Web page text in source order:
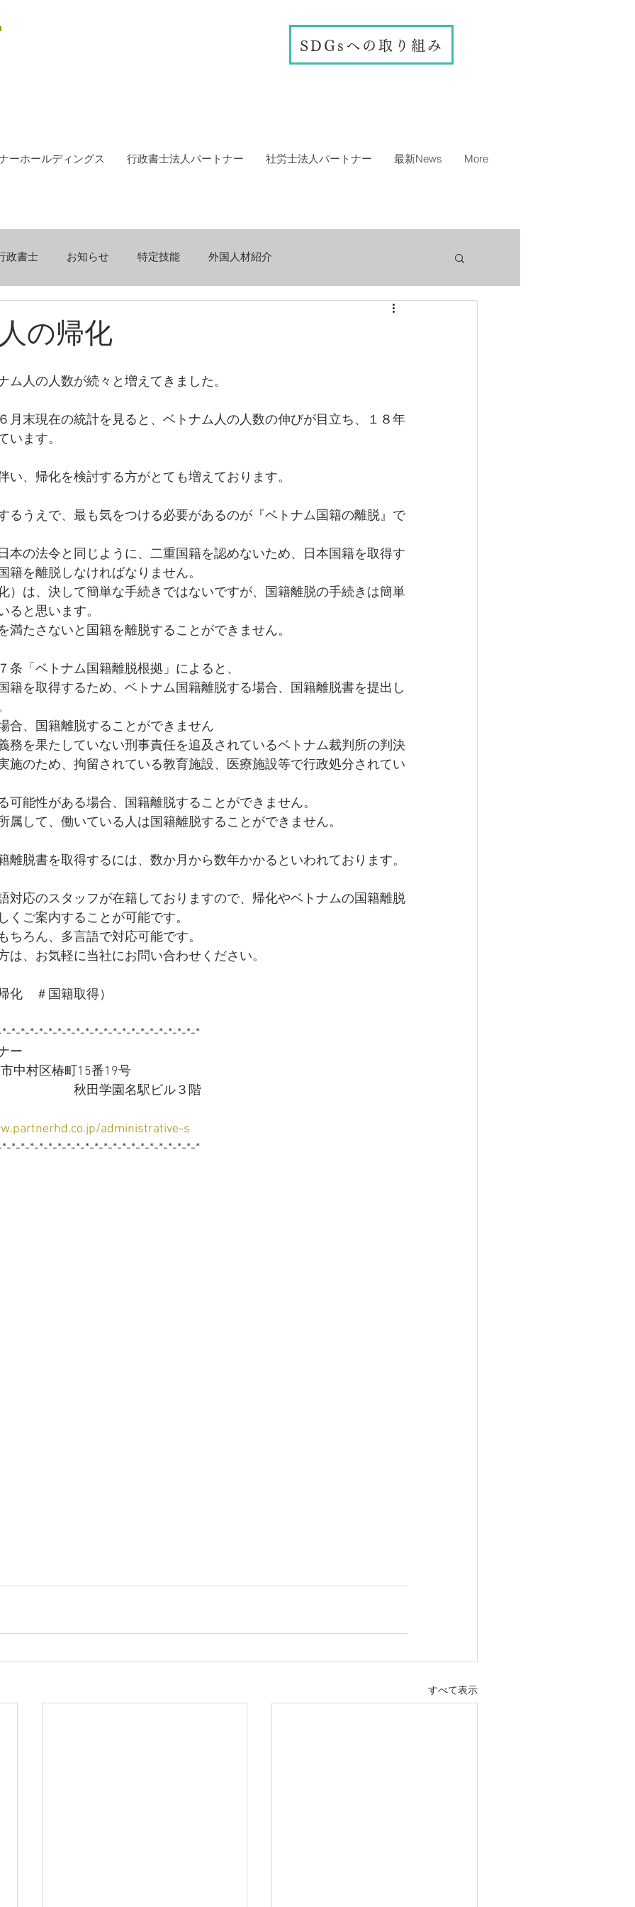
SDGsへの取り組み
ーホールディングス 行政書士法人パートナー 社労士法人パートナー 最新News More
政書士 お知らせ 特定技能 外国人材紹介
の帰化
ム人の人数が続々と増えてきました。
月末現在の統計を見ると、ベトナム人の人数の伸びが目立ち、１８年
います。
い、帰化を検討する方がとても増えております。
るうえで、最も気をつける必要があるのが『ベトナム国籍の離脱』で
本の法令と同じように、二重国籍を認めないため、日本国籍を取得す
籍を離脱しなければなりません。
）は、決して簡単な手続きではないですが、国籍離脱の手続きは簡単
ると思います。
満たさないと国籍を離脱することができません。
条「ベトナム国籍離脱根拠」によると、
を取得するため、ベトナム国籍離脱する場合、国籍離脱書を提出し
合、国籍離脱することができません
務を果たしていない刑事責任を追及されているベトナム裁判所の判決
施のため、拘留されている教育施設、医療施設等で行政処分されてい
能性がある場合、国籍離脱することができません。
して、働いている人は国籍離脱することができません。
離脱書を取得するには、数か月から数年かかるといわれております。
対応のスタッフが在籍しておりますので、帰化やベトナムの国籍離脱
くご案内することが可能です。
ちろん、多言語で対応可能です。
は、お気軽に当社にお問い合わせください。
化　＃国籍取得）
*-*-*-*-*-*-*-*-*-*-*-*-*-*-*-*-*-*-*-*-*
ー
中村区椿町15番19号
名駅ビル３階
administrative-s
*-*-*-*-*-*-*-*-*-*-*-*-*-*-*-*-*-*-*-*-*
すべて表示